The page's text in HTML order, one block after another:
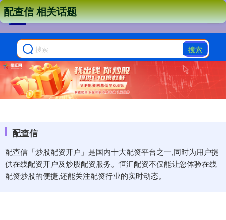
搜索
配查信
配查信「炒股配资开户」是国内十大配资平台之一,同时为用户提
供在线配资开户及炒股配资服务。恒汇配资不仅能让您体验在线
配资炒股的便捷,还能关注配资行业的实时动态。
配查信 相关话题